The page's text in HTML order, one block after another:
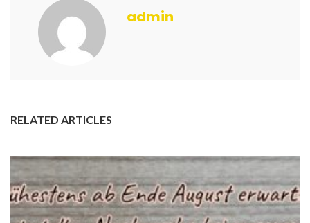
admin
RELATED ARTICLES